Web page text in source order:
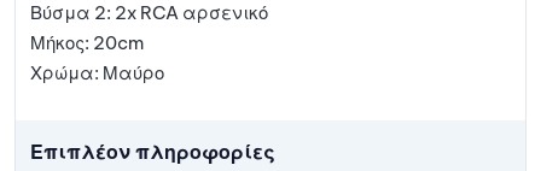
Βύσμα 2: 2x RCA αρσενικό
Μήκος: 20cm
Χρώμα: Μαύρο
Επιπλέον πληροφορίες